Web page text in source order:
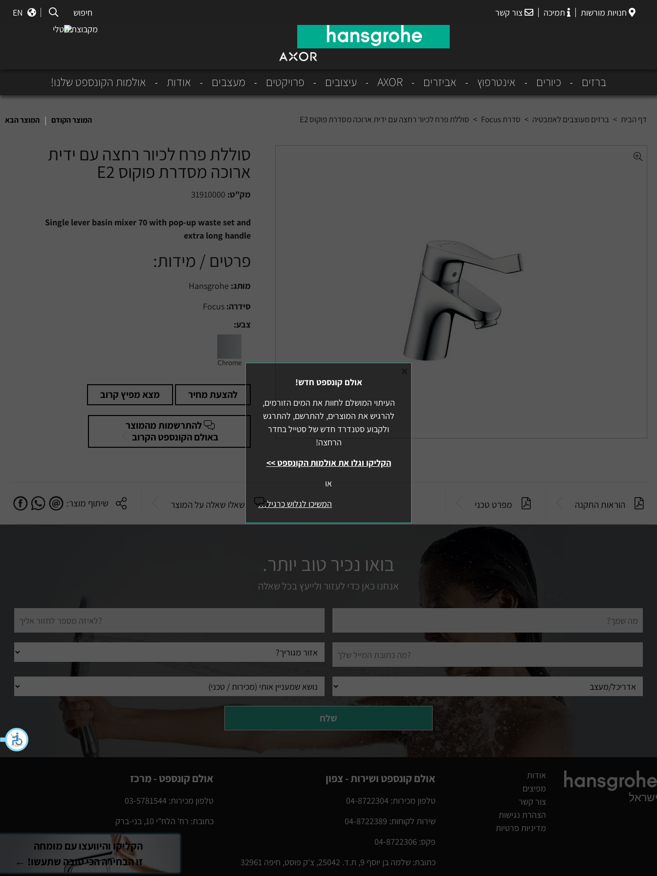
חנויות מורשות תמיכה צור קשר חיפוש
EN
מקבוצת נוטלי
ברזים כיורים אינטרפוץ אביזרים AXOR עיצובים פרויקטים מעצבים אודות אולמות הקונספט שלנו!
דף הבית > ברזים מעוצבים לאמבטיה > סדרת Focus > סוללת פרח לכיור רחצה עם ידית ארוכה מסדרת פוקוס E2 המוצר הקודם | המוצר הבא
סוללת פרח לכיור רחצה עם ידית
ארוכה מסדרת פוקוס E2
מק"ט: 31910000
Single lever basin mixer 70 with pop-up waste set and
extra long handle
פרטים / מידות:
מותג:
סידרה:
צבע:
Chrome
להצעת מחיר מצא מפיץ קרוב
להתרשמות מהמוצר
באולם הקונספט הקרוב
הוראות התקנה מפרט טכני שאלו שאלה על המוצר שיתוף מוצר:
בואו נכיר טוב יותר.
אנחנו כאן כדי לעזור ולייעץ בכל שאלה
מלא
עיר
מגורים
אודות
מפיצים
צור קשר
הצהרת נגישות
מדיניות פרטיות
אולם קונספט ושירות - צפון
טלפון מכירות: 04-8722304
שירות לקוחות: 04-8722389
פקס: 04-8722306
כתובת: שלמה בן יוסף 9, ת.ד. 25042, צ'ק פוסט, חיפה 32961
אולם קונספט - מרכז
טלפון מכירות: 03-5781544
כתובת: רח' הלח"י 10, בני-ברק
הקליקו והיוועצו עם מומחה
זו הבחירה הכי טובה שתעשו! ←
אולם קונספט חדש!
העיתוי המושלם לחוות את המים הזורמים,
להרגיש את המוצרים, להתרשם, להתרגש
ולקבוע סטנדרד חדש של סטייל בחדר
הרחצה!
הקליקו וגלו את אולמות הקונספט >>
או
המשיכו לגלוש כרגיל…